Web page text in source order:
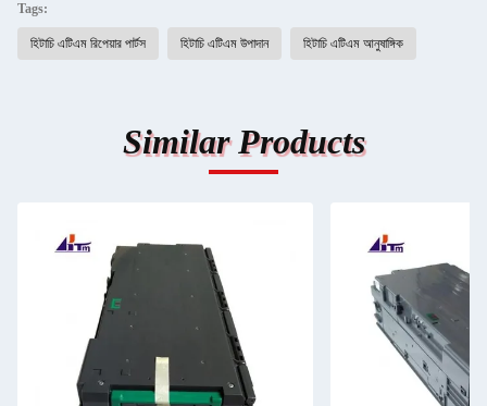
Tags:
হিটাচি এটিএম রিপেয়ার পার্টস হিটাচি এটিএম উপাদান হিটাচি এটিএম আনুষাঙ্গিক
Similar Products